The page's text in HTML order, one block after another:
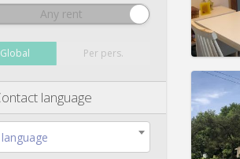
Any rent
Global Per pers.
language
Rent: